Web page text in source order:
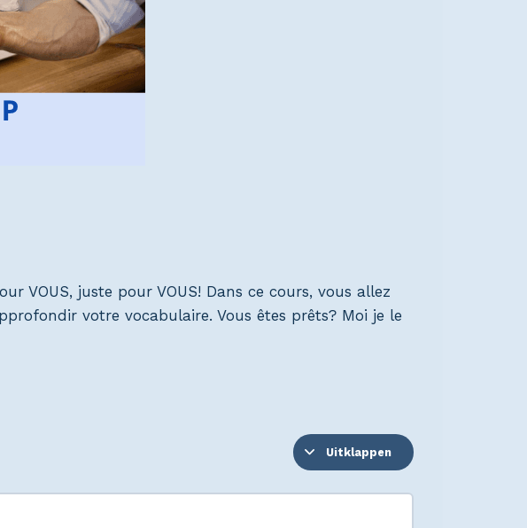
VOUS, juste pour VOUS! Dans ce cours, vous allez
votre vocabulaire. Vous êtes prêts? Moi je le
Uitklappen